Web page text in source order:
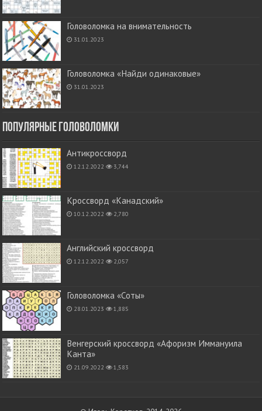
Головоломка на внимательность
31.01.2023
Головоломка «Найди одинаковые»
31.01.2023
Популярные головоломки
Антикроссворд
12.12.2022 3,744
Кроссворд «Канадский»
10.12.2022 2,780
Английский кроссворд
12.12.2022 2,057
Головоломка «Соты»
28.01.2023 1,885
Венгерский кроссворд «Афоризм Иммануила
Канта»
21.09.2022 1,583